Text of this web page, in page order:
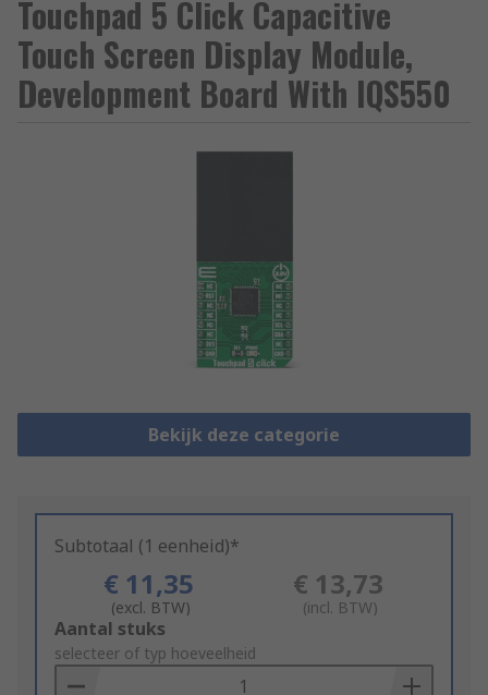
Touchpad 5 Click Capacitive
Touch Screen Display Module,
Development Board With IQS550
Bekijk deze categorie
Subtotaal (1 eenheid)*
€ 11,35
(excl. BTW)
€ 13,73
(incl. BTW)
Add
to
Basket
Aantal stuks
selecteer of typ hoeveelheid